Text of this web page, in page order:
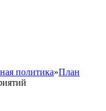
политика»План